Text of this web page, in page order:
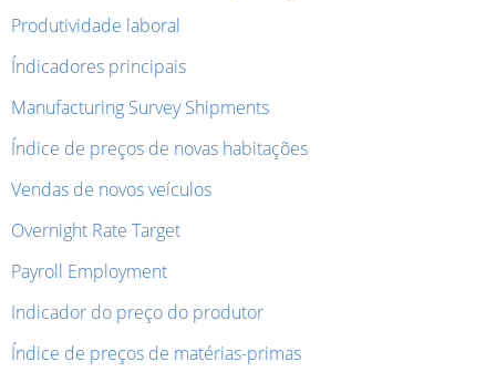
Produtividade laboral
Índicadores principais
Manufacturing Survey Shipments
Índice de preços de novas habitações
Vendas de novos veículos
Overnight Rate Target
Payroll Employment
Indicador do preço do produtor
Índice de preços de matérias-primas